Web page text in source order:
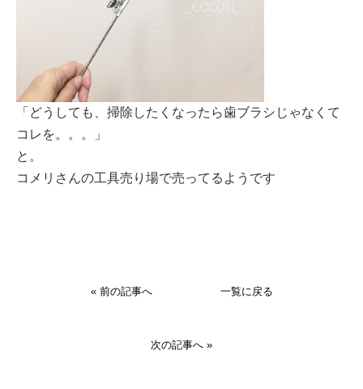
「どうしても、掃除したくなったら歯ブラシじゃなくて
コレを。。。」
と。
コメリさんの工具売り場で売ってるようです
« 前の記事へ 一覧に戻る
次の記事へ »